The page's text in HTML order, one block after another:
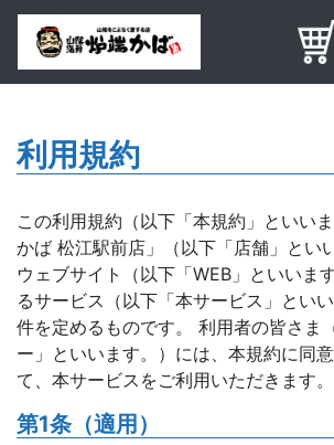
利用規約
この利用規約（以下「本規約」といい
かば 松江駅前店」（以下「店舗」とい
ウェブサイト（以下「WEB」といいま
るサービス（以下「本サービス」とい
件を定めるものです。 利用者の皆さま
ー」といいます。）には、本規約に同
て、本サービスをご利用いただきます。
第1条（適用）